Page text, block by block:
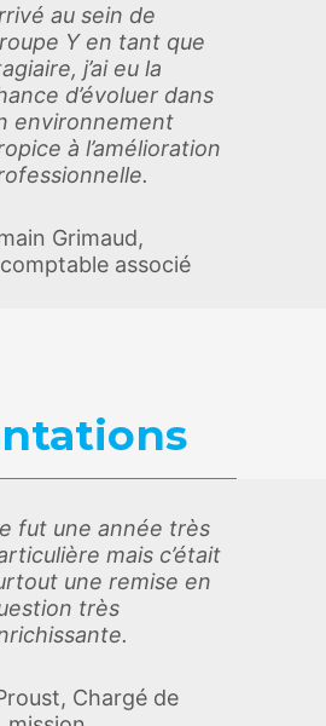
au sein de
Y en tant que
j’ai eu la
d’évoluer dans
environnement
à l’amélioration
Grimaud,
associé
fut une année très
mais c’était
une remise en
très
Chargé de